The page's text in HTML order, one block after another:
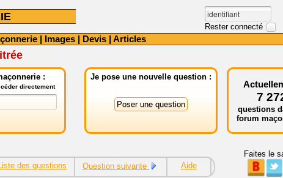
Rester connecté
| Images | Devis | Articles
:
directement
Je pose une nouvelle question :
7
questions
forum
des questions Question suivante Aide
Faites le